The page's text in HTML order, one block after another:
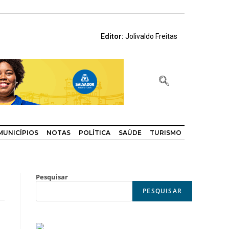
Editor:Jolivaldo Freitas
NOTAS POLÍTICA SAÚDE TURISMO
Pesquisar
PESQUISAR